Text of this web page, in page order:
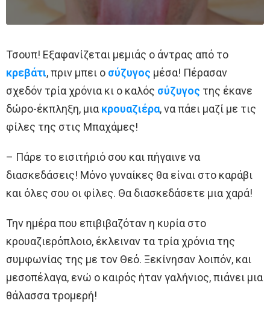
Τσουπ! Εξαφανίζεται μεμιάς ο άντρας από το
κρεβάτι, πριν μπει ο σύζυγος μέσα! Πέρασαν
σχεδόν τρία χρόνια κι ο καλός σύζυγος της έκανε
δώρο-έκπληξη, μια κρουαζιέρα, να πάει μαζί με τις
φίλες της στις Μπαχάμες!
– Πάρε το εισιτήριό σου και πήγαινε να
διασκεδάσεις! Μόνο γυναίκες θα είναι στο καράβι
και όλες σου οι φίλες. Θα διασκεδάσετε μια χαρά!
Την ημέρα που επιβιβαζόταν η κυρία στο
κρουαζιερόπλοιο, έκλειναν τα τρία χρόνια της
συμφωνίας της με τον Θεό. Ξεκίνησαν λοιπόν, και
μεσοπέλαγα, ενώ ο καιρός ήταν γαλήνιος, πιάνει μια
θάλασσα τρομερή!